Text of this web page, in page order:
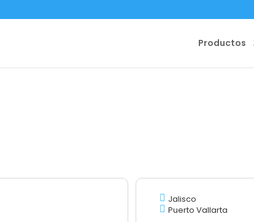
Productos
Jalisco
Puerto Vallarta